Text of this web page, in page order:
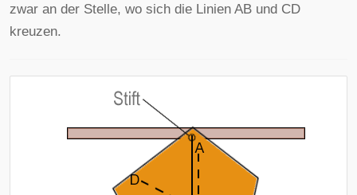
zwar an der Stelle, wo sich die Linien AB und CD
kreuzen.